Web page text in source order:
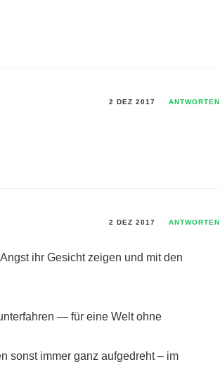
2 DEZ 2017 ANTWORTEN
2 DEZ 2017 ANTWORTEN
ihr Gesicht zeigen und mit den
— für eine Welt ohne
sonst immer ganz aufgedreht – im